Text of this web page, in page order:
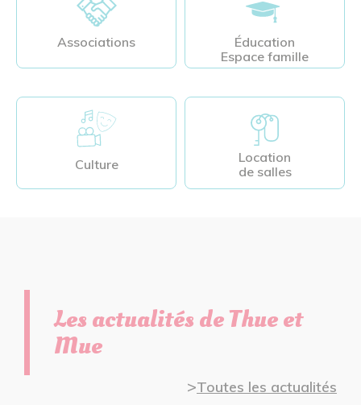
Associations
Éducation
Espace famille
Culture
Location
de salles
Les actualités de Thue et
Mue
Toutes les actualités